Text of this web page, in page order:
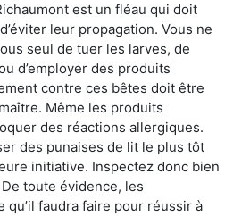
est un fléau qui doit
leur propagation. Vous ne
seul de tuer les larves, de
d’employer des produits
contre ces bêtes doit être
Même les produits
des réactions allergiques.
des punaises de lit le plus tôt
initiative. Inspectez donc bien
toute évidence, les
qu’il faudra faire pour réussir à